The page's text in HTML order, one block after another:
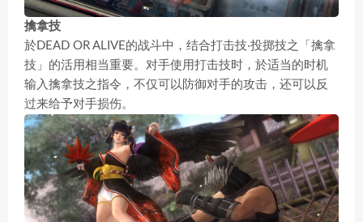
擒拿技
於DEAD OR ALIVE的战斗中，结合打击技‧投掷技之「擒拿
技」的活用相当重要。对手使用打击技时，於适当的时机
输入擒拿技之指令，不仅可以防御对手的攻击，还可以反
过来给予对手损伤。